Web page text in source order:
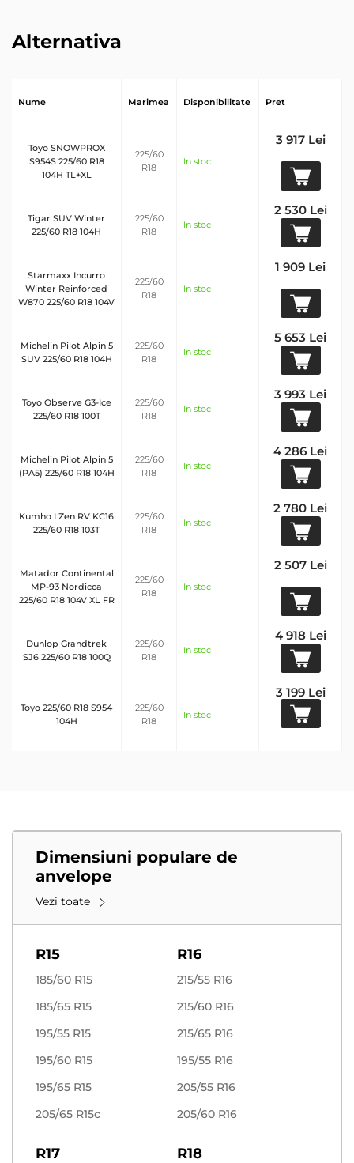
Alternativa
Nume Marimea Disponibilitate Pret
Toyo SNOWPROX
S954S 225/60 R18
104H TL+XL
225/60
R18
In stoc
3 917 Lei
Tigar SUV Winter
225/60 R18 104H
225/60
R18
In stoc
2 530 Lei
Starmaxx Incurro
Winter Reinforced
W870 225/60 R18 104V
225/60
R18
In stoc
1 909 Lei
Michelin Pilot Alpin 5
SUV 225/60 R18 104H
225/60
R18
In stoc
5 653 Lei
Toyo Observe G3-Ice
225/60 R18 100T
225/60
R18
In stoc
3 993 Lei
Michelin Pilot Alpin 5
(PA5) 225/60 R18 104H
225/60
R18
In stoc
4 286 Lei
Kumho I Zen RV KС16
225/60 R18 103T
225/60
R18
In stoc
2 780 Lei
Matador Continental
MP-93 Nordicca
225/60 R18 104V XL FR
225/60
R18
In stoc
2 507 Lei
Dunlop Grandtrek
SJ6 225/60 R18 100Q
225/60
R18
In stoc
4 918 Lei
Toyo 225/60 R18 S954
104H
225/60
R18
In stoc
3 199 Lei
Dimensiuni populare de
anvelope
Vezi toate
R15
185/60 R15
185/65 R15
195/55 R15
195/60 R15
195/65 R15
205/65 R15c
R16
215/55 R16
215/60 R16
215/65 R16
195/55 R16
205/55 R16
205/60 R16
R17 R18